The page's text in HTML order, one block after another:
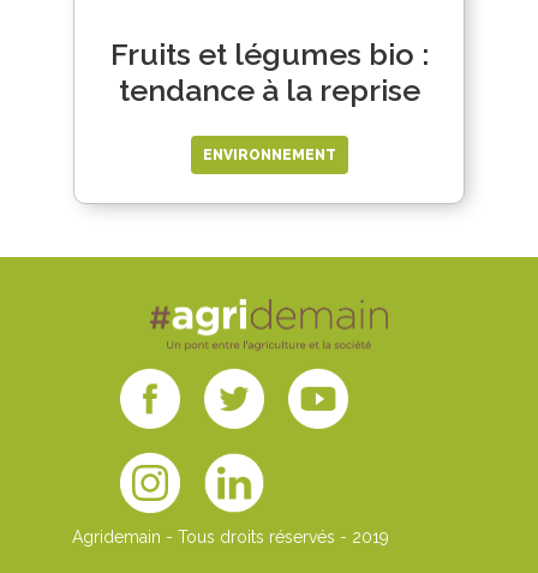
Fruits et légumes bio :
tendance à la reprise
ENVIRONNEMENT
Agridemain - Tous droits réservés - 2019